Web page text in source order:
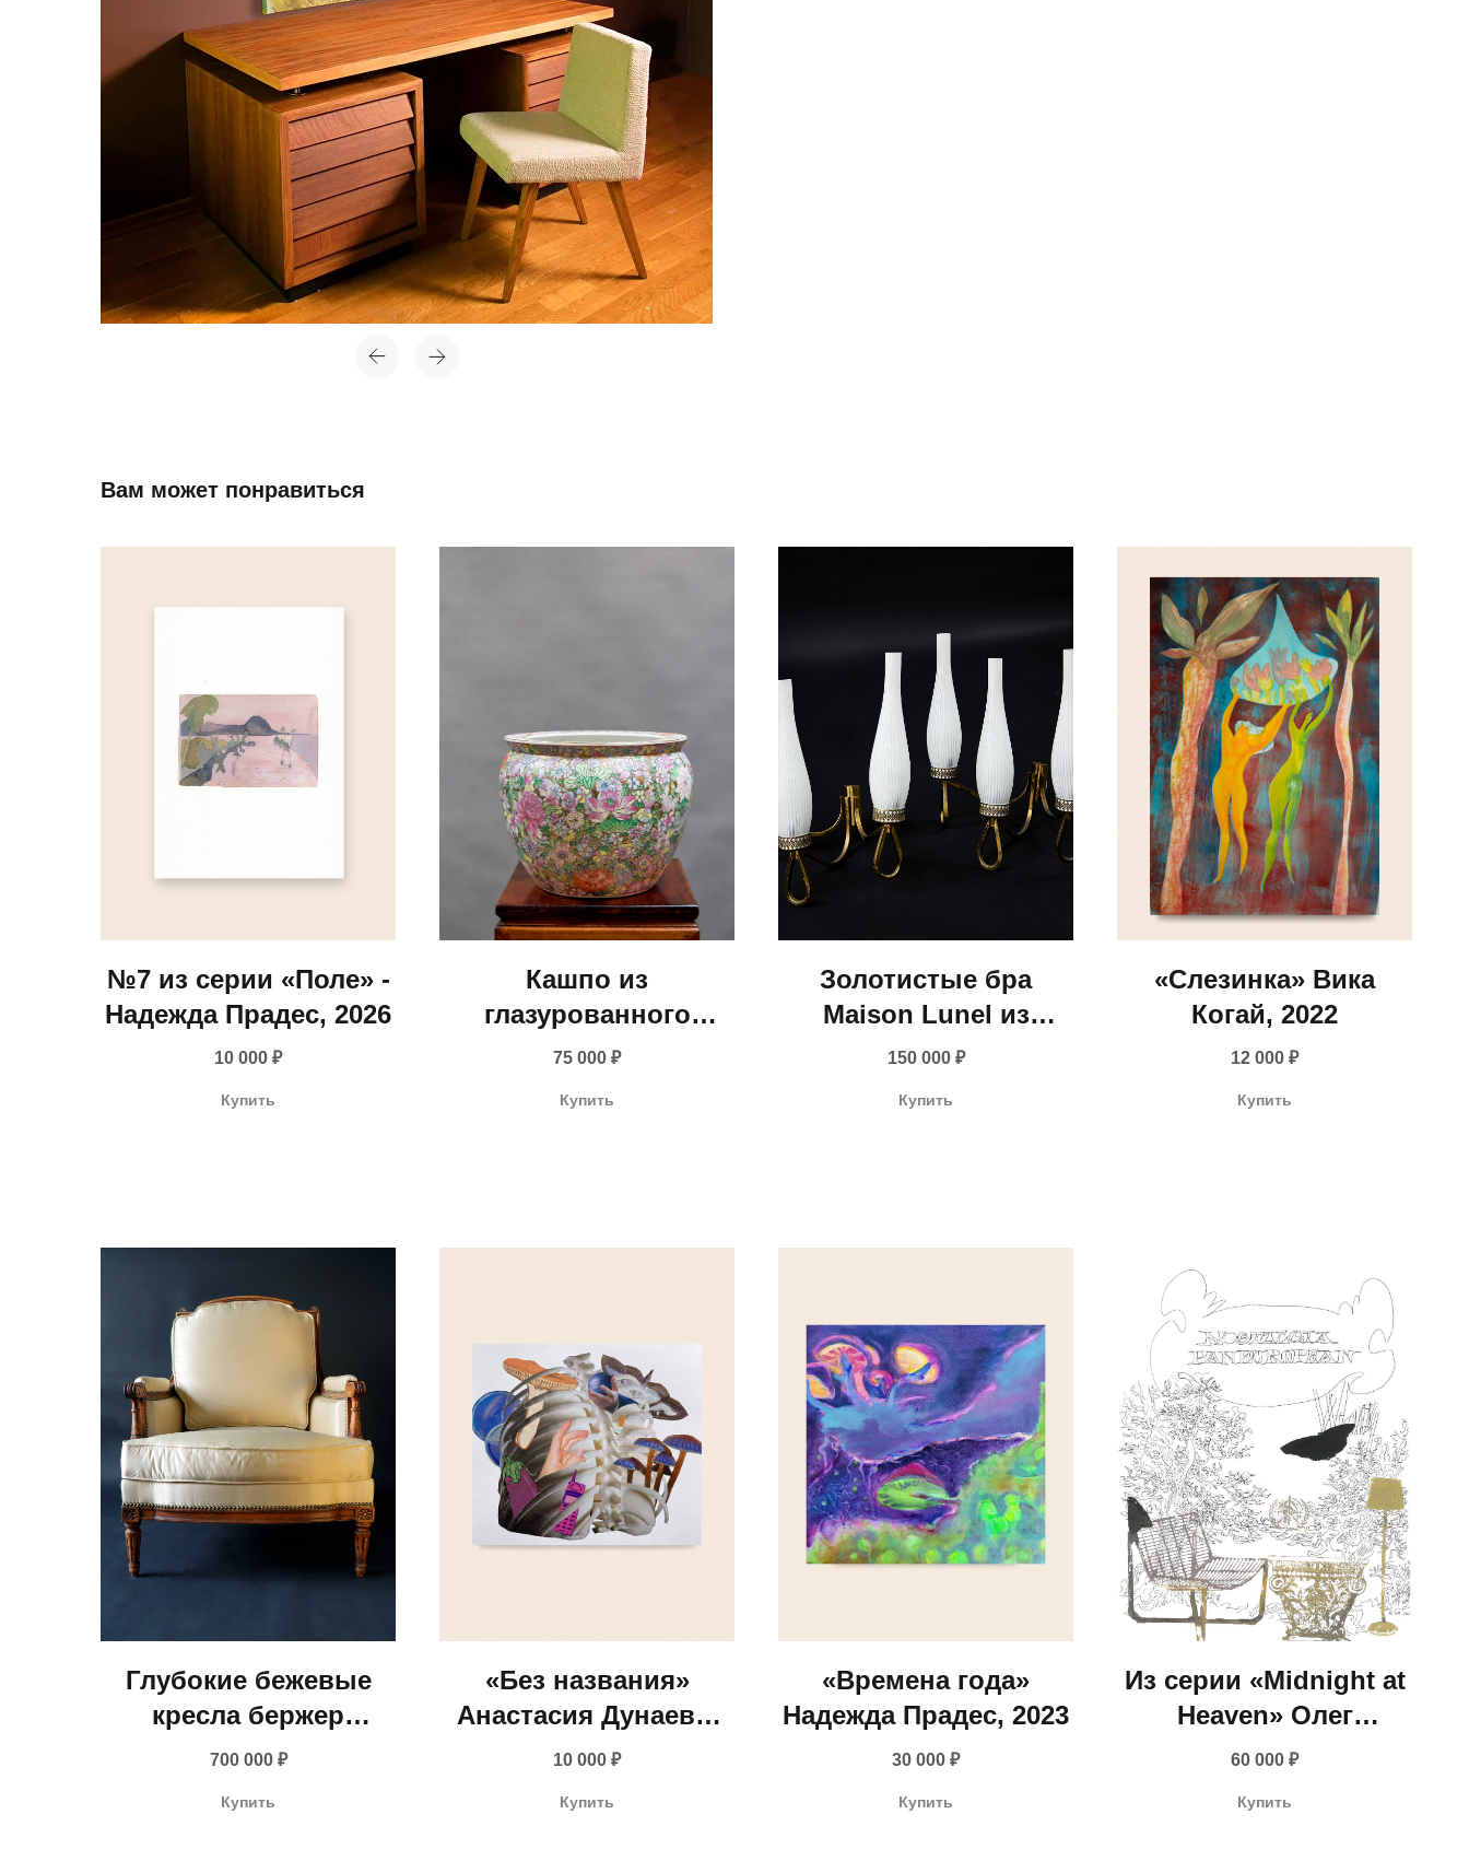
Вам может понравиться
№7 из серии «Поле» -
Надежда Прадес, 2026
10 000 ₽
Купить
Кашпо из
глазурованного
фарфора с
75 000 ₽
Купить
Золотистые бра
Maison Lunel из
латуни (Франция,
150 000 ₽
Купить
«Слезинка» Вика
Когай, 2022
12 000 ₽
Купить
Глубокие бежевые
кресла бержер
(Франция, 1940-е гг.)
700 000 ₽
Купить
«Без названия»
Анастасия Дунаева,
2020
10 000 ₽
Купить
«Времена года»
Надежда Прадес, 2023
30 000 ₽
Купить
Из серии «Midnight at
Heaven» Олег
Матрохин, 2025
60 000 ₽
Купить